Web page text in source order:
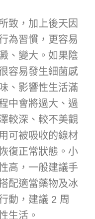
致，加上後天因
為習慣，更容易
、變大。如果陰
容易發生細菌感
、影響性生活滿
中會將過大、過
較深、較不美觀
可被吸收的線材
復正常狀態。小
高，一般建議手
配適當藥物及冰
動，建議 2 周
生活。